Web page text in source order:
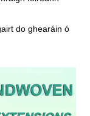
do ghearáin ó